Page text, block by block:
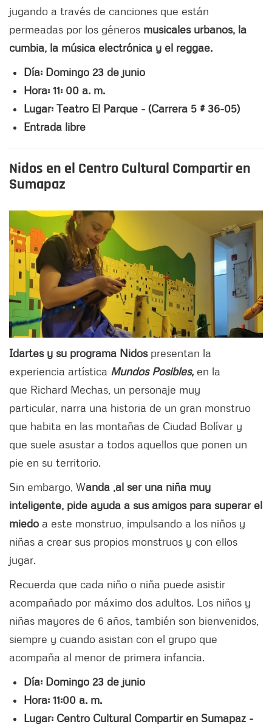
jugando a través de canciones que están
permeadas por los géneros musicales urbanos, la
cumbia, la música electrónica y el reggae.
Día: Domingo 23 de junio
Hora: 11: 00 a. m.
Lugar: Teatro El Parque - (Carrera 5 # 36-05)
Entrada libre
Nidos en el Centro Cultural Compartir en
Sumapaz
Idartes y su programa Nidos presentan la
experiencia artística Mundos Posibles, en la
que Richard Mechas, un personaje muy
particular, narra una historia de un gran monstruo
que habita en las montañas de Ciudad Bolívar y
que suele asustar a todos aquellos que ponen un
pie en su territorio.
Sin embargo, Wanda ,al ser una niña muy
inteligente, pide ayuda a sus amigos para superar el
miedo a este monstruo, impulsando a los niños y
niñas a crear sus propios monstruos y con ellos
jugar.
Recuerda que cada niño o niña puede asistir
acompañado por máximo dos adultos. Los niños y
niñas mayores de 6 años, también son bienvenidos,
siempre y cuando asistan con el grupo que
acompaña al menor de primera infancia.
Día: Domingo 23 de junio
Hora: 11:00 a. m.
Lugar: Centro Cultural Compartir en Sumapaz -